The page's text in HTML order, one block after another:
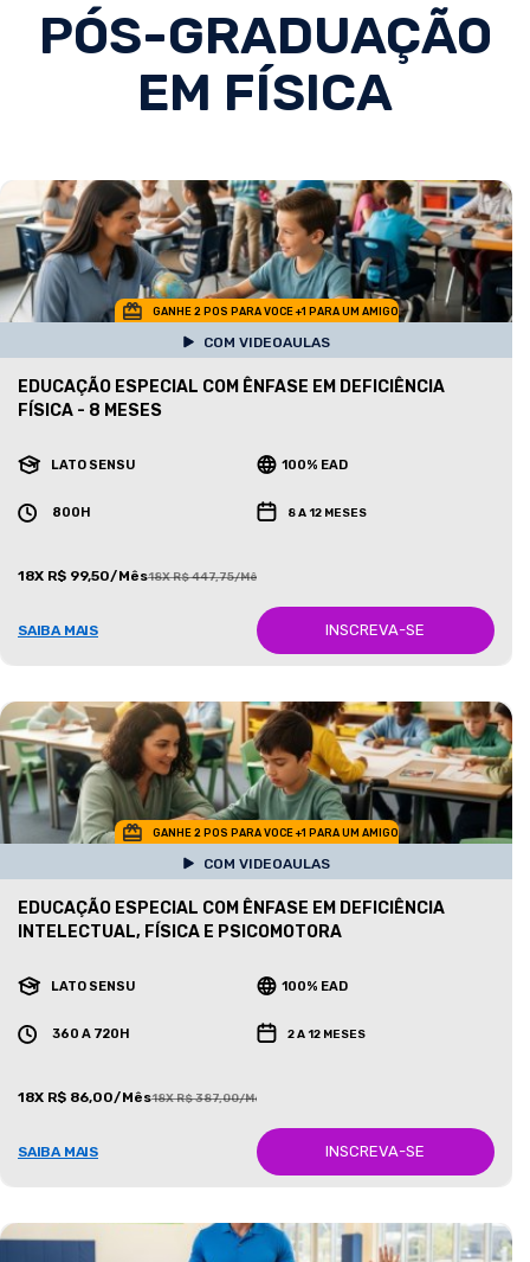
PÓS-GRADUAÇÃO
EM FÍSICA
GANHE 2 POS PARA VOCE +1 PARA UM AMIGO
COM VIDEOAULAS
EDUCAÇÃO ESPECIAL COM ÊNFASE EM DEFICIÊNCIA
FÍSICA - 8 MESES
LATO SENSU 100% EAD
800H 8 A 12 MESES
18X R$ 99,50/Mês18X R$ 447,75/Mês
SAIBA MAIS INSCREVA-SE
GANHE 2 POS PARA VOCE +1 PARA UM AMIGO
COM VIDEOAULAS
EDUCAÇÃO ESPECIAL COM ÊNFASE EM DEFICIÊNCIA
INTELECTUAL, FÍSICA E PSICOMOTORA
LATO SENSU 100% EAD
360 A 720H 2 A 12 MESES
18X R$ 86,00/Mês18X R$ 387,00/Mês
SAIBA MAIS INSCREVA-SE